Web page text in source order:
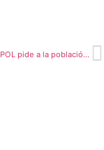
Jefe de la DIVPOL pide a la población que respeten estrategias adoptadas